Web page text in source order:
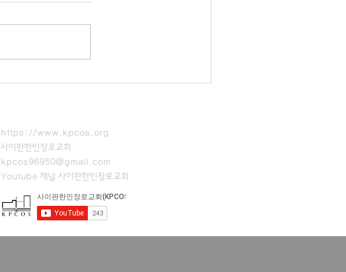
https://www.kpcos.org
사이판한인장로교회
kpcos96950@gmail.com
Youtube 채널 ​사이판한인장로교회